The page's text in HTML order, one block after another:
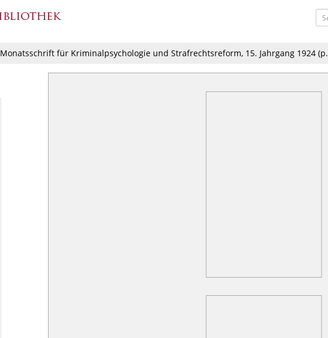
Monatsschrift für Kriminalpsychologie und Strafrechtsreform, 15. Jahrgang 1924(p.